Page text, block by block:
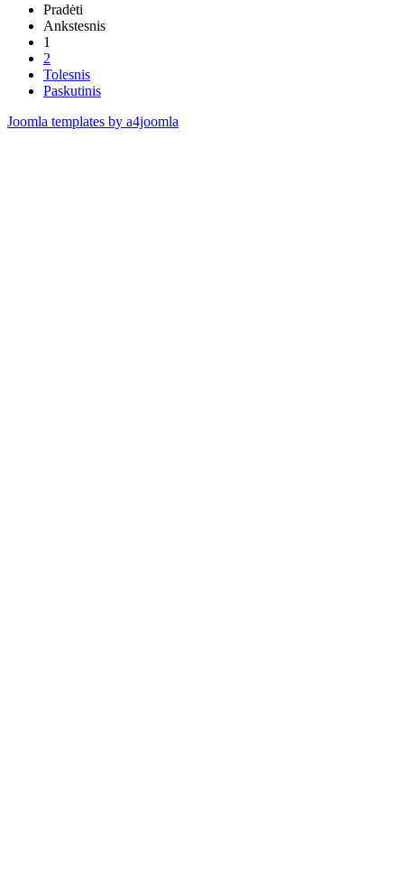
Pradėti
Ankstesnis
1
2
Tolesnis
Paskutinis
Joomla templates by a4joomla